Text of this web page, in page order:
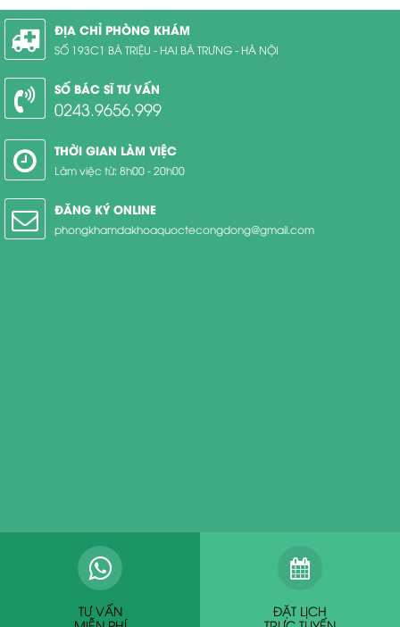
ĐỊA CHỈ PHÒNG KHÁM
SỐ 193C1 BÀ TRIỆU - HAI BÀ TRƯNG - HÀ NỘI
SỐ BÁC SĨ TƯ VẤN
0243.9656.999
THỜI GIAN LÀM VIỆC
Làm việc từ: 8h00 - 20h00
ĐĂNG KÝ ONLINE
phongkhamdakhoaquoctecongdong@gmail.com
TƯ VẤN
ĐẶT LỊCH